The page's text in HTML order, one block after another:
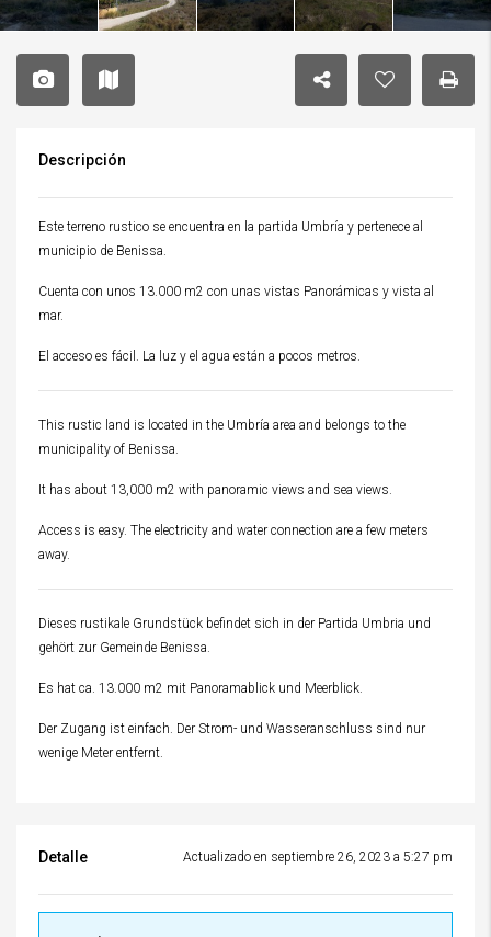
Descripción
Este terreno rustico se encuentra en la partida Umbría y pertenece al
municipio de Benissa.
Cuenta con unos 13.000 m2 con unas vistas Panorámicas y vista al
mar.
El acceso es fácil. La luz y el agua están a pocos metros.
This rustic land is located in the Umbría area and belongs to the
municipality of Benissa.
It has about 13,000 m2 with panoramic views and sea views.
Access is easy. The electricity and water connection are a few meters
away.
Dieses rustikale Grundstück befindet sich in der Partida Umbria und
gehört zur Gemeinde Benissa.
Es hat ca. 13.000 m2 mit Panoramablick und Meerblick.
Der Zugang ist einfach. Der Strom- und Wasseranschluss sind nur
wenige Meter entfernt.
Detalle Actualizado en septiembre 26, 2023 a 5:27 pm